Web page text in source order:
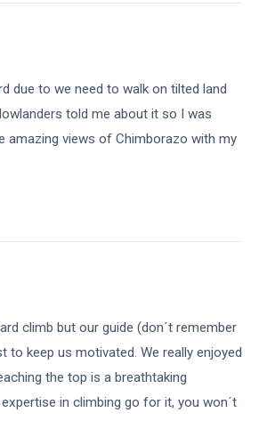
due to we need to walk on tilted land
told me about it so I was
amazing views of Chimborazo with my
climb but our guide (don´t remember
to keep us motivated. We really enjoyed
the top is a breathtaking
in climbing go for it, you won´t